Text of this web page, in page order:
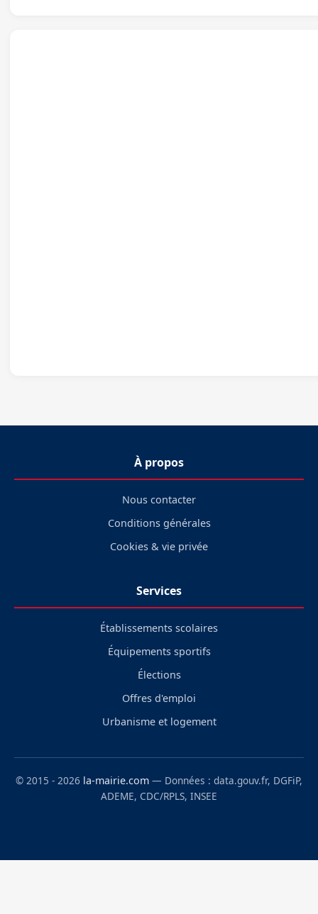
À propos
Nous contacter
Conditions générales
Cookies & vie privée
Services
Établissements scolaires
Équipements sportifs
Élections
Offres d'emploi
Urbanisme et logement
© 2015 - 2026 la-mairie.com — Données : data.gouv.fr, DGFiP,
ADEME, CDC/RPLS, INSEE